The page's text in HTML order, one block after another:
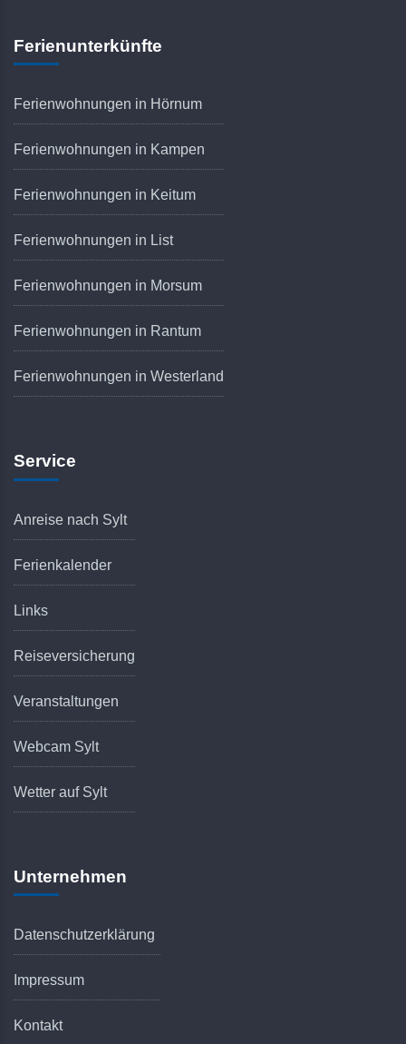
Ferienunterkünfte
Ferienwohnungen in Hörnum
Ferienwohnungen in Kampen
Ferienwohnungen in Keitum
Ferienwohnungen in List
Ferienwohnungen in Morsum
Ferienwohnungen in Rantum
Ferienwohnungen in Westerland
Service
Anreise nach Sylt
Ferienkalender
Links
Reiseversicherung
Veranstaltungen
Webcam Sylt
Wetter auf Sylt
Unternehmen
Datenschutzerklärung
Impressum
Kontakt